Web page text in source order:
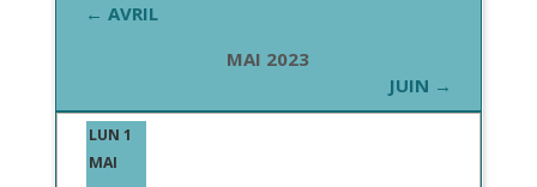
← AVRIL
MAI 2023
JUIN →
LUN 1
MAI